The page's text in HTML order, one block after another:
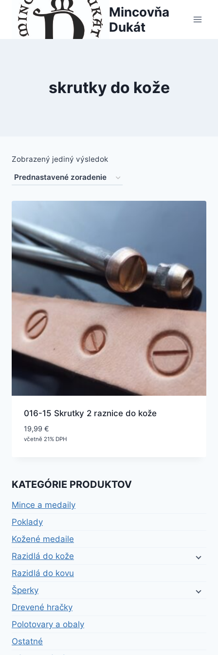
content
Mincovňa
Dukát
skrutky do kože
Zobrazený jediný výsledok
016-15 Skrutky 2 raznice do kože
19,99 €
včetně 21% DPH
KATEGÓRIE PRODUKTOV
Mince a medaily
Poklady
Kožené medaile
Razidlá do kože
Razidlá do kovu
Šperky
Drevené hračky
Polotovary a obaly
Ostatné